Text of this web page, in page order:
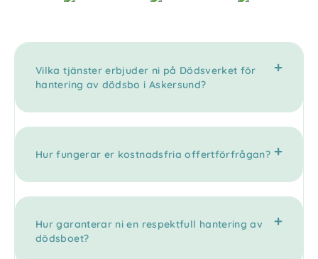
Vilka tjänster erbjuder ni på Dödsverket för
hantering av dödsbo i Askersund?
Hur fungerar er kostnadsfria offertförfrågan?
Hur garanterar ni en respektfull hantering av
dödsboet?